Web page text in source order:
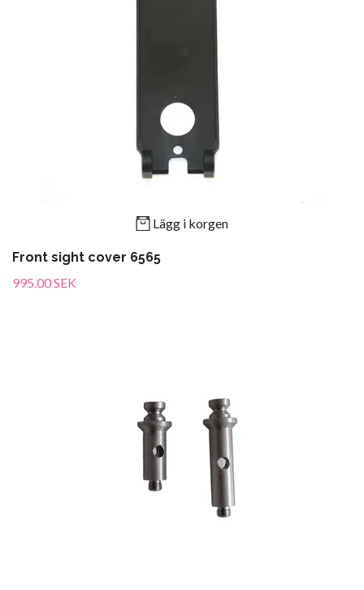
Lägg i korgen
Front sight cover 6565
995.00 SEK